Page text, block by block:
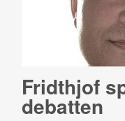
Fridthjof
debatten